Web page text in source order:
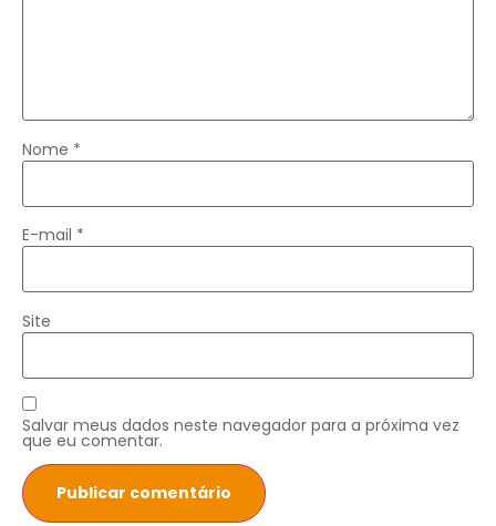
Nome *
E-mail *
Site
Salvar meus dados neste navegador para a próxima vez
que eu comentar.